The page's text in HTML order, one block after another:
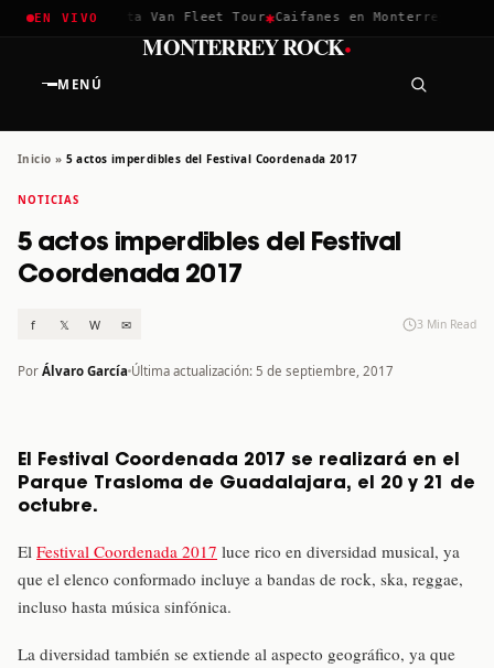
EN VIVO
2026✱Greta Van Fleet Tour✱Caifanes en Monterrey · 12
MENÚ
MONTERREY ROCK·
Inicio » 5 actos imperdibles del Festival Coordenada 2017
NOTICIAS
5 actos imperdibles del Festival
Coordenada 2017
f 𝕏 W ✉ 3 Min Read
Por Álvaro García Última actualización: 5 de septiembre, 2017
El Festival Coordenada 2017 se realizará en el
Parque Trasloma de Guadalajara, el 20 y 21 de
octubre.
El Festival Coordenada 2017 luce rico en diversidad musical, ya
que el elenco conformado incluye a bandas de rock, ska, reggae,
incluso hasta música sinfónica.
La diversidad también se extiende al aspecto geográfico, ya que